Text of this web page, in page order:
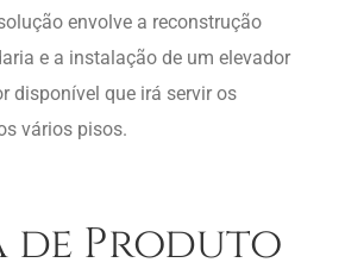
envolve a reconstrução
e a instalação de um elevador
disponível que irá servir os
vários pisos.
de Produto